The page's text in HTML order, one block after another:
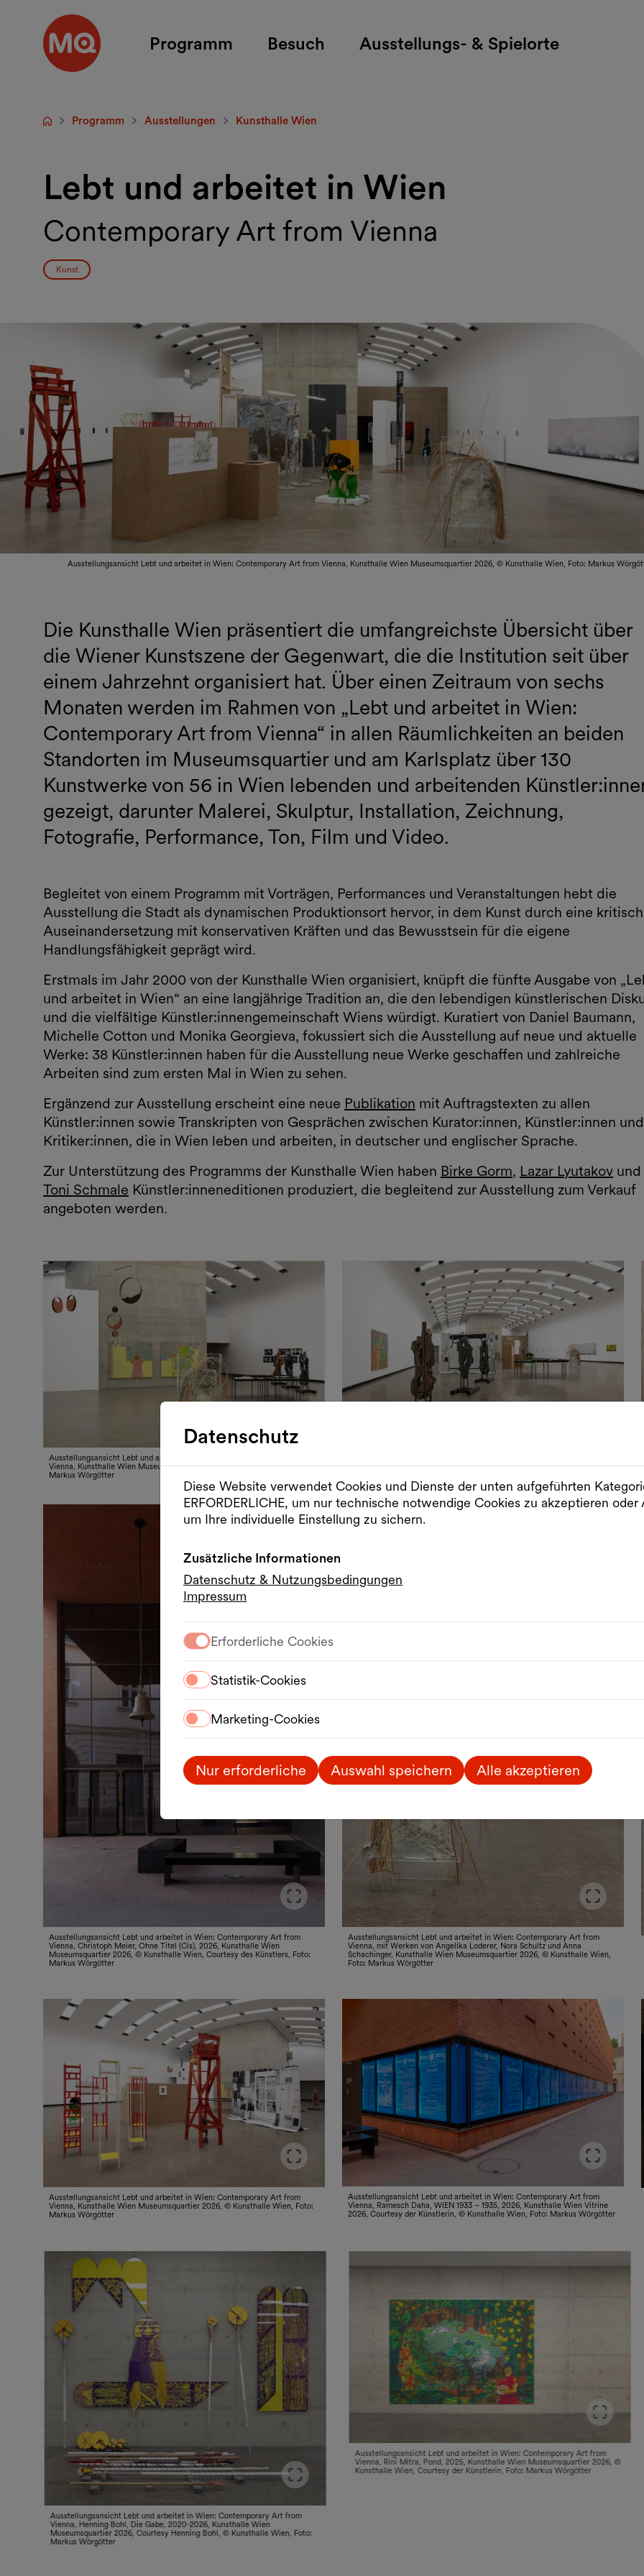
Programm Besuch Ausstellungs- & Spielorte
StartseiteProgramm Ausstellungen Kunsthalle Wien
Lebt und arbeitet in Wien
Contemporary Art from Vienna
Kunst
Ausstellungsansicht Lebt und arbeitet in Wien: Contemporary Art from Vienna, Kunsthalle Wien Museumsquartier 2026, © Kunsthalle Wien, Foto: Markus
Die Kunsthalle Wien präsentiert die umfangreichste Übersicht über
die Wiener Kunstszene der Gegenwart, die die Institution seit über
einem Jahrzehnt organisiert hat. Über einen Zeitraum von sechs
Monaten werden im Rahmen von „Lebt und arbeitet in Wien:
Contemporary Art from Vienna“ in allen Räumlichkeiten an beiden
Standorten im Museumsquartier und am Karlsplatz über 130
Kunstwerke von 56 in Wien lebenden und arbeitenden
gezeigt, darunter Malerei, Skulptur, Installation, Zeichnung,
Fotografie, Performance, Ton, Film und Video.
Begleitet von einem Programm mit Vorträgen, Performances und Veranstaltungen hebt die
Ausstellung die Stadt als dynamischen Produktionsort hervor, in dem Kunst durch eine
Auseinandersetzung mit konservativen Kräften und das Bewusstsein für die eigene
Handlungsfähigkeit geprägt wird.
Erstmals im Jahr 2000 von der Kunsthalle Wien organisiert, knüpft die fünfte Ausgabe von
und arbeitet in Wien“ an eine langjährige Tradition an, die den lebendigen künstlerischen
und die vielfältige Künstler:innengemeinschaft Wiens würdigt. Kuratiert von Daniel Baumann,
Michelle Cotton und Monika Georgieva, fokussiert sich die Ausstellung auf neue und aktuelle
Werke: 38 Künstler:innen haben für die Ausstellung neue Werke geschaffen und zahlreiche
Arbeiten sind zum ersten Mal in Wien zu sehen.
Ergänzend zur Ausstellung erscheint eine neue Publikation mit Auftragstexten zu allen
Künstler:innen sowie Transkripten von Gesprächen zwischen Kurator:innen, Künstler:innen und
Kritiker:innen, die in Wien leben und arbeiten, in deutscher und englischer Sprache.
Zur Unterstützung des Programms der Kunsthalle Wien haben Birke Gorm, Lazar Lyutakov und
Toni Schmale Künstler:inneneditionen produziert, die begleitend zur Ausstellung zum Verkauf
angeboten werden.
Ausstellungsansicht Lebt und arbeitet in Wien: Contemporary Art from
Vienna, Kunsthalle Wien Museumsquartier 2026, © Kunsthalle Wien, Foto:
Markus Wörgötter
Vienna, Kunsthalle Wien Museumsquartier 2026, © Kunsthalle Wien, Foto:
Slider im Vollbildmodus öffnen
Ausstellungsansicht Lebt und arbeitet in Wien: Contemporary Art from
Vienna, Christoph Meier, Ohne Titel (Cis), 2026, Kunsthalle Wien
Museumsquartier 2026, © Kunsthalle Wien, Courtesy des Künstlers, Foto:
Markus Wörgötter
Ausstellungsansicht Lebt und arbeitet in Wien: Contemporary Art from
Vienna, mit Werken von Angelika Loderer, Nora Schultz und Anna
Schachinger, Kunsthalle Wien Museumsquartier 2026, © Kunsthalle Wien,
Foto: Markus Wörgötter
Slider im Vollbildmodus öffnen
Ausstellungsansicht Lebt und arbeitet in Wien: Contemporary Art from
Vienna, Kunsthalle Wien Museumsquartier 2026, © Kunsthalle Wien, Foto:
Markus Wörgötter
Ausstellungsansicht Lebt und arbeitet in Wien: Contemporary Art from
Vienna, Ramesch Daha, WIEN 1933 – 1935, 2026, Kunsthalle Wien Vitrine
2026, Courtesy der Künstlerin, © Kunsthalle Wien, Foto: Markus Wörgötter
Ausstellungsansicht Lebt und arbeitet in Wien: Contemporary Art from
Vienna, Henning Bohl, Die Gabe, 2020-2026, Kunsthalle Wien
Museumsquartier 2026, Courtesy Henning Bohl, © Kunsthalle Wien, Foto:
Markus Wörgötter
Ausstellungsansicht Lebt und arbeitet in Wien: Contemporary Art from
Vienna, Rini Mitra, Pond, 2025, Kunsthalle Wien Museumsquartier 2026, ©
Kunsthalle Wien, Courtesy der Künstlerin, Foto: Markus Wörgötter
Datenschutz
Diese Website verwendet Cookies und Dienste der unten aufgeführten
ERFORDERLICHE, um nur technische notwendige Cookies zu akzeptieren oder
um Ihre individuelle Einstellung zu sichern.
Zusätzliche Informationen
Datenschutz & Nutzungsbedingungen
Impressum
Erforderliche Cookies
Statistik-Cookies
Marketing-Cookies
Nur erforderliche Auswahl speichern Alle akzeptieren